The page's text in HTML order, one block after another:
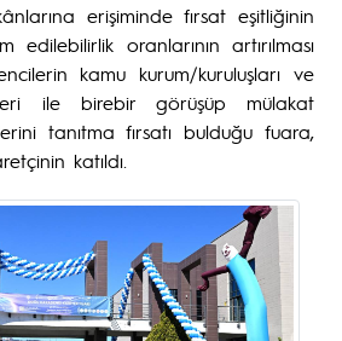
erişiminde fırsat eşitliğinin
edilebilirlik oranlarının artırılması
kamu kurum/kuruluşları ve
ile birebir görüşüp mülakat
tanıtma fırsatı bulduğu fuara,
katıldı.